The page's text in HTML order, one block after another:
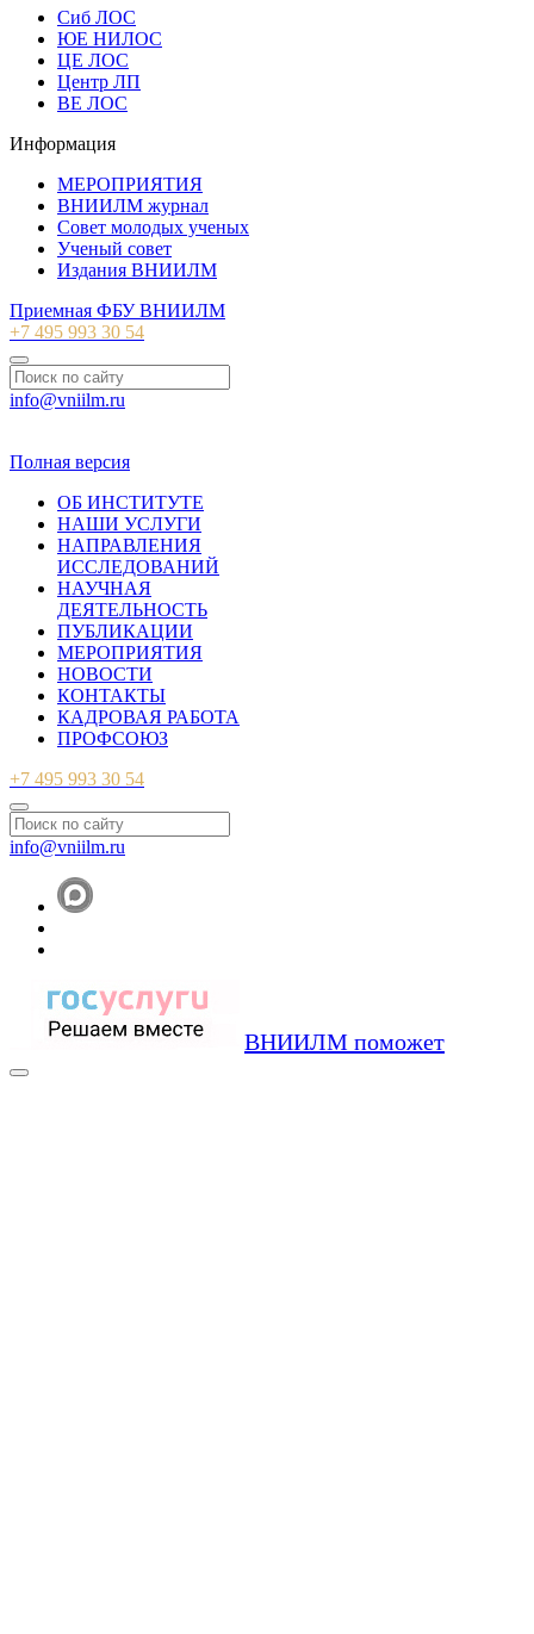
Сиб ЛОС
ЮЕ НИЛОС
ЦЕ ЛОС
Центр ЛП
ВЕ ЛОС
Информация
МЕРОПРИЯТИЯ
ВНИИЛМ журнал
Совет молодых ученых
Ученый совет
Издания ВНИИЛМ
Приемная ФБУ ВНИИЛМ
+7 495 993 30 54
info@vniilm.ru
Полная версия
ОБ ИНСТИТУТЕ
НАШИ УСЛУГИ
НАПРАВЛЕНИЯ
ИССЛЕДОВАНИЙ
НАУЧНАЯ
ДЕЯТЕЛЬНОСТЬ
ПУБЛИКАЦИИ
МЕРОПРИЯТИЯ
НОВОСТИ
КОНТАКТЫ
КАДРОВАЯ РАБОТА
ПРОФСОЮЗ
+7 495 993 30 54
info@vniilm.ru
ВНИИЛМ поможет